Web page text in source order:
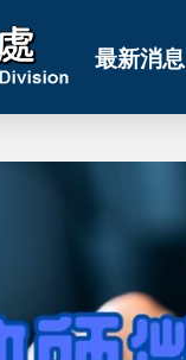
最新消息